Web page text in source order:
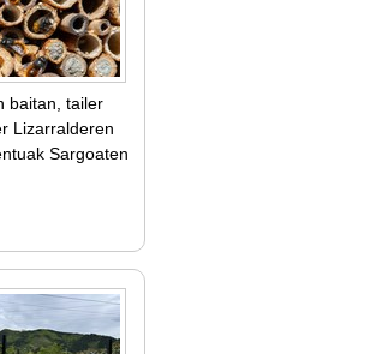
baitan, tailer
Lizarralderen
Sargoaten